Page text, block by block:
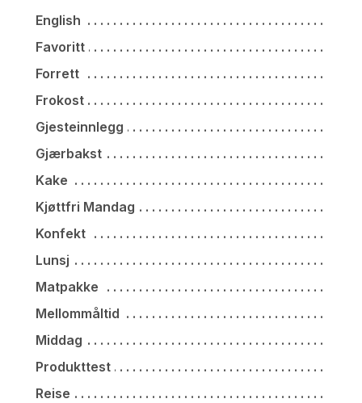
English
Favoritt
Forrett
Frokost
Gjesteinnlegg
Gjærbakst
Kake
Kjøttfri Mandag
Konfekt
Lunsj
Matpakke
Mellommåltid
Middag
Produkttest
Reise